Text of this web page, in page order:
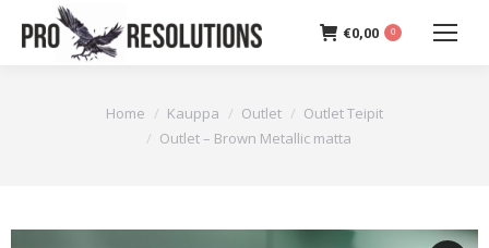
€0,00 0
You are here:Home Kauppa Outlet
Outlet Teipit
Outlet – Brown Metallic matta